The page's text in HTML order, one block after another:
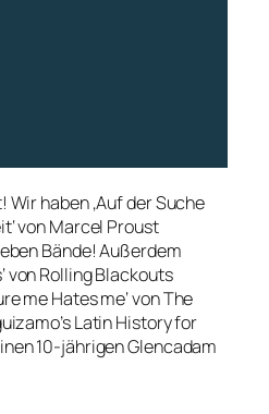
haben ‚Auf der Suche
von Marcel Proust
Bände! Außerdem
von Rolling Blackouts
me Hates me‘ von The
Latin History for
10-jährigen Glencadam